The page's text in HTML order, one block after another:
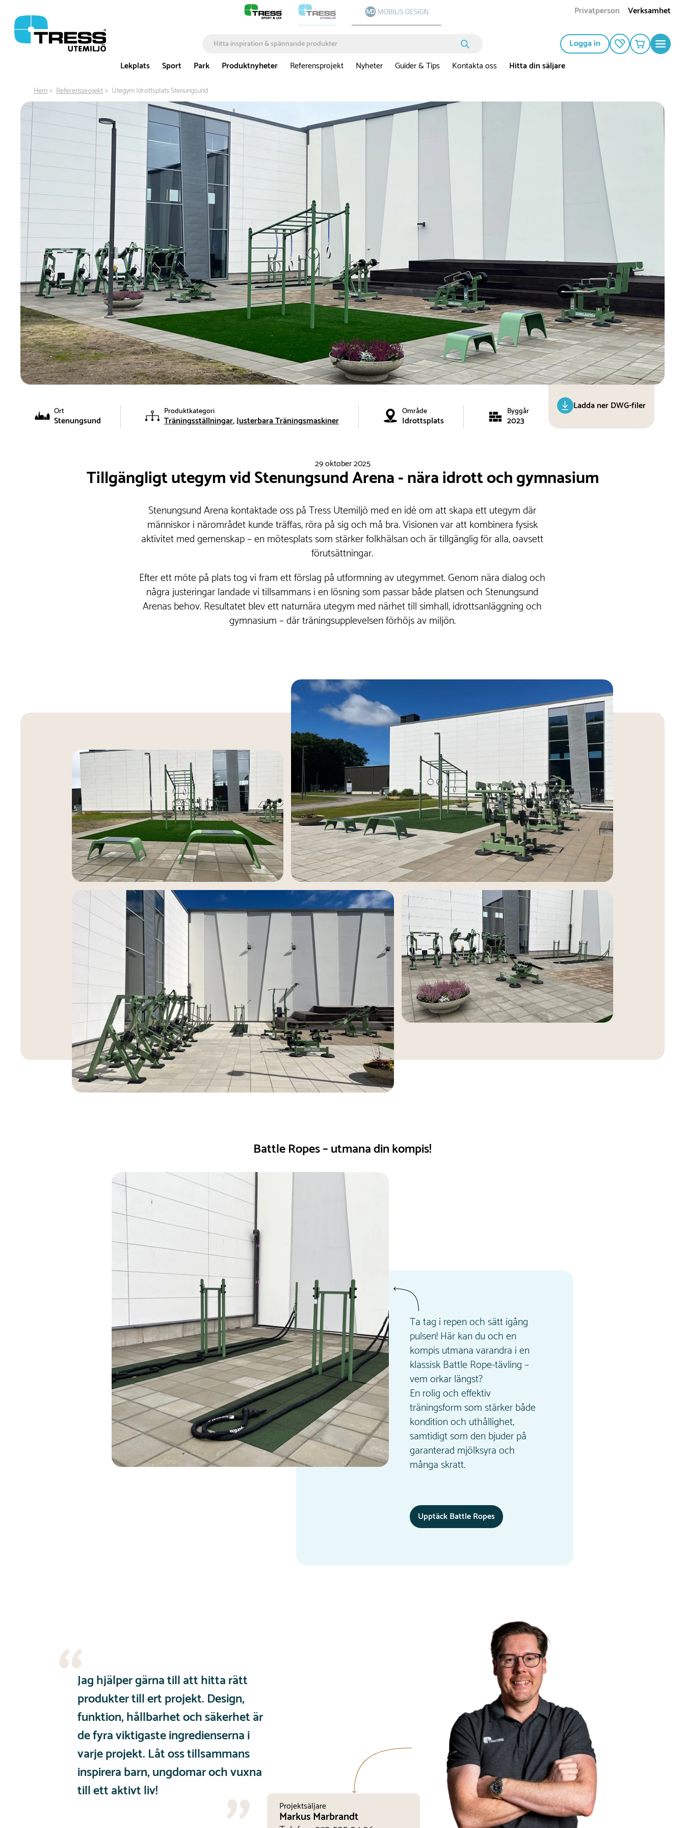
Privatperson Verksamhet
Logga in
Lekplats
Sport Park Produktnyheter Referensprojekt Nyheter Guider & Tips Kontakta oss Hitta din säljare
Hem Referensprojekt Utegym Idrottsplats Stenungsund
Ort
Stenungsund
Produktkategori
Träningsställningar Justerbara Träningsmaskiner
Område
Idrottsplats
Byggår
2023
Ladda ner DWG-filer
29 oktober 2025
Tillgängligt utegym vid Stenungsund Arena - nära idrott och gymnasium
Stenungsund Arena kontaktade oss på Tress Utemiljö med en idé om att skapa ett utegym där
människor i närområdet kunde träffas, röra på sig och må bra. Visionen var att kombinera fysisk
aktivitet med gemenskap – en mötesplats som stärker folkhälsan och är tillgänglig för alla, oavsett
förutsättningar.
Efter ett möte på plats tog vi fram ett förslag på utformning av utegymmet. Genom nära dialog och
några justeringar landade vi tillsammans i en lösning som passar både platsen och Stenungsund
Arenas behov. Resultatet blev ett naturnära utegym med närhet till simhall, idrottsanläggning och
gymnasium – där träningsupplevelsen förhöjs av miljön.
Battle Ropes – utmana din kompis!
Ta tag i repen och sätt igång
pulsen! Här kan du och en
kompis utmana varandra i en
klassisk Battle Rope-tävling –
vem orkar längst?
En rolig och effektiv
träningsform som stärker både
kondition och uthållighet,
samtidigt som den bjuder på
garanterad mjölksyra och
många skratt.
Upptäck Battle Ropes
Jag hjälper gärna till att hitta rätt
produkter till ert projekt. Design,
funktion, hållbarhet och säkerhet är
de fyra viktigaste ingredienserna i
varje projekt. Låt oss tillsammans
inspirera barn, ungdomar och vuxna
till ett aktivt liv!
Projektsäljare
Markus Marbrandt